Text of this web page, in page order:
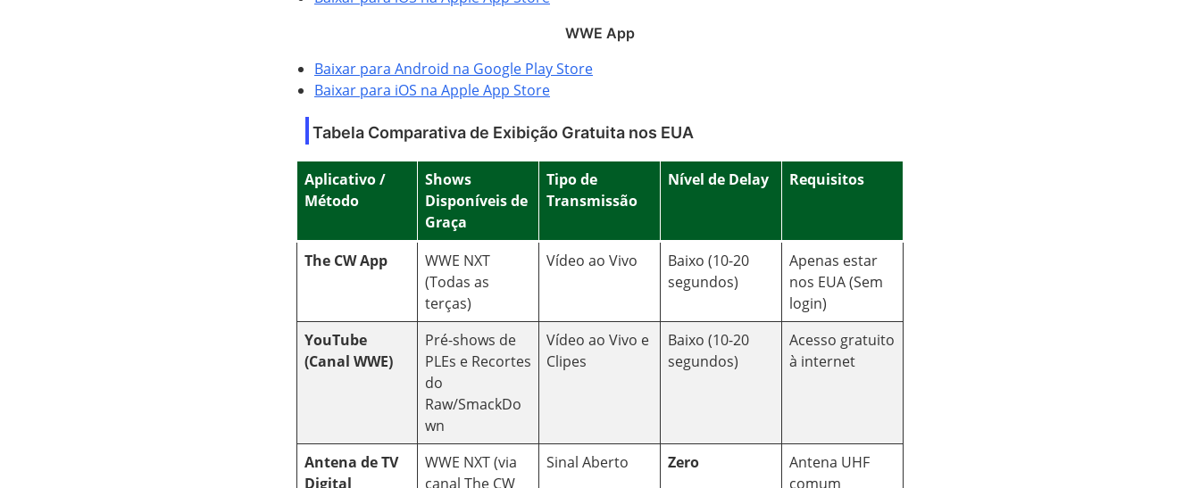
WWE App
Baixar para Android na Google Play Store
Baixar para iOS na Apple App Store
Tabela Comparativa de Exibição Gratuita nos EUA
Aplicativo /
Método
Shows
Disponíveis de
Graça
Tipo de
Transmissão
Nível de Delay Requisitos
The CW App
WWE NXT
(Todas as
terças)
Vídeo ao Vivo
Baixo (10-20
segundos)
Apenas estar
nos EUA (Sem
login)
YouTube
(Canal WWE)
Pré-shows de
PLEs e Recortes
do
Raw/SmackDo
wn
Vídeo ao Vivo e
Clipes
Baixo (10-20
segundos)
Acesso gratuito
à internet
Antena de TV
Digital
WWE NXT (via
canal The CW
Sinal Aberto Zero
Antena UHF
comum